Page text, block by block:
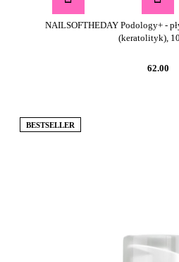
NAILSOFTHEDAY Podology+ -
(keratolityk),
62.00
BESTSELLER